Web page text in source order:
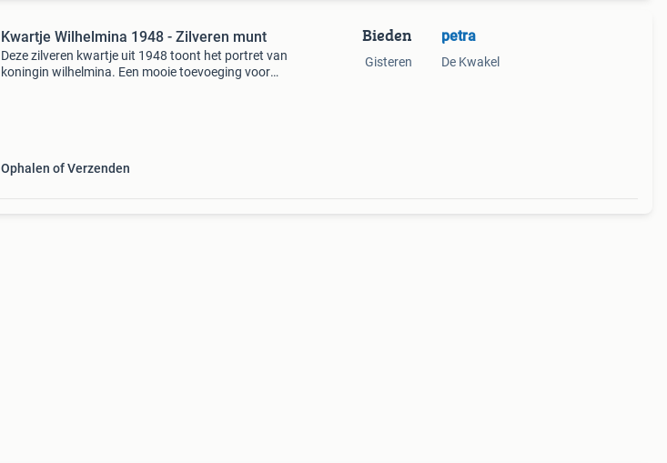
Kwartje Wilhelmina 1948 - Zilveren munt
Deze zilveren kwartje uit 1948 toont het portret van
koningin wilhelmina. Een mooie toevoeging voor
Ophalen of Verzenden
Bieden
Gisteren
petra
De Kwakel